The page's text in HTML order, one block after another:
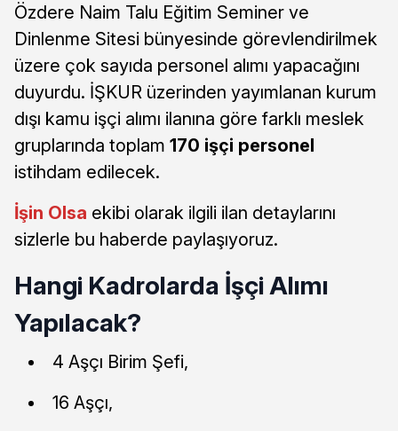
Özdere Naim Talu Eğitim Seminer ve
Dinlenme Sitesi bünyesinde görevlendirilmek
üzere çok sayıda personel alımı yapacağını
duyurdu. İŞKUR üzerinden yayımlanan kurum
dışı kamu işçi alımı ilanına göre farklı meslek
gruplarında toplam 170 işçi personel
istihdam edilecek.
İşin Olsa ekibi olarak ilgili ilan detaylarını
sizlerle bu haberde paylaşıyoruz.
Hangi Kadrolarda İşçi Alımı
Yapılacak?
4 Aşçı Birim Şefi,
16 Aşçı,